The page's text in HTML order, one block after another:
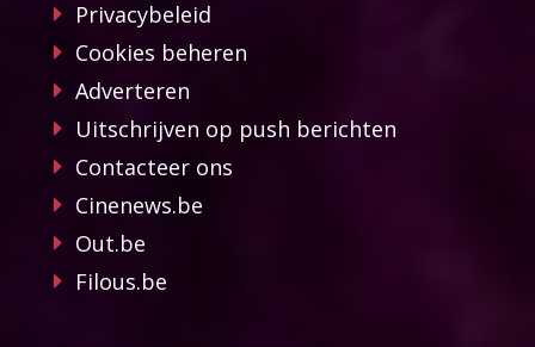
Privacybeleid
Cookies beheren
Adverteren
Uitschrijven op push berichten
Contacteer ons
Cinenews.be
Out.be
Filous.be